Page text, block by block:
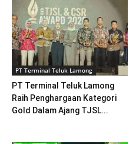
PT Terminal Teluk Lamong
PT Terminal Teluk Lamong
Raih Penghargaan Kategori
Gold Dalam Ajang TJSL...